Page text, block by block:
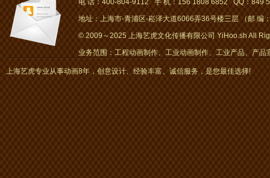
电 话：400-804-9112 手 机：156 1808 6852 QQ：849
地址：上海市-青浦区-崧泽大道6066弄36号楼三层 （邮 编
© 2009～2025 上海艺虎文化传播有限公司 YiHoo.sh All
业务范围：工程动画制作、工业动画制作、工业产品、产
画、mg动画
上海艺虎专业从事动画8年，创意设计、经验丰富、诚信服务，是您最佳选择!